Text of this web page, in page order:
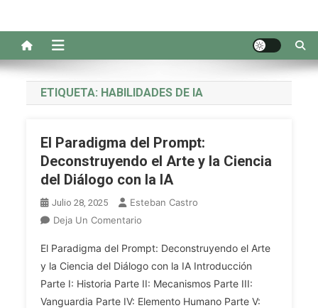
ETIQUETA: HABILIDADES DE IA
El Paradigma del Prompt:
Deconstruyendo el Arte y la Ciencia
del Diálogo con la IA
Julio 28, 2025
Esteban Castro
Deja Un Comentario
Paradigma
Del
Prompt:
Deconstruyendo
El Paradigma del Prompt: Deconstruyendo el Arte
y la Ciencia del Diálogo con la IA Introducción
Parte I: Historia Parte II: Mecanismos Parte III:
Vanguardia Parte IV: Elemento Humano Parte V: